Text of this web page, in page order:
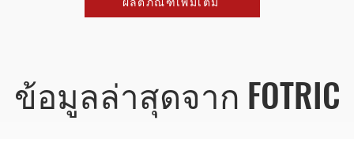
ข้อมูลล่าสุดจาก FOTRIC